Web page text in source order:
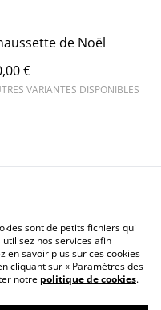
de Noël
€
VARIANTES DISPONIBLES
Legal Terms
Cookie Policy
sont de petits fichiers qui
nos services afin
en savoir plus sur ces cookies
cliquant sur « Paramètres des
notre politique de cookies.